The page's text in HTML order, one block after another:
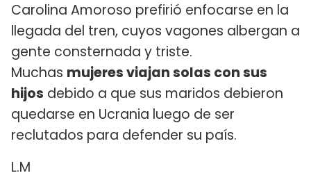
Carolina Amoroso prefirió enfocarse en la
llegada del tren, cuyos vagones albergan a
gente consternada y triste.
Muchas mujeres viajan solas con sus
hijos debido a que sus maridos debieron
quedarse en Ucrania luego de ser
reclutados para defender su país.
L.M